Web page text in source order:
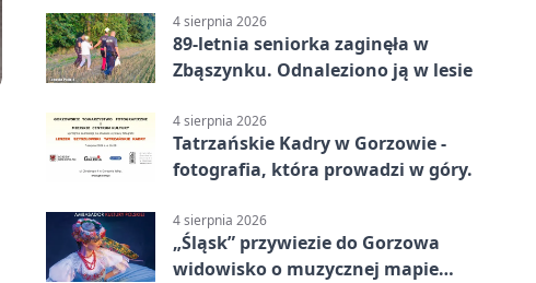
4 sierpnia 2026
89-letnia seniorka zaginęła w
Zbąszynku. Odnaleziono ją w lesie
4 sierpnia 2026
Tatrzańskie Kadry w Gorzowie -
fotografia, która prowadzi w góry.
4 sierpnia 2026
„Śląsk” przywiezie do Gorzowa
widowisko o muzycznej mapie